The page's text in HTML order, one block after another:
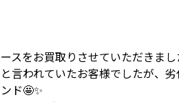
スをお買取りさせていただきまし
言われていたお客様でしたが、劣
ド🤩✨